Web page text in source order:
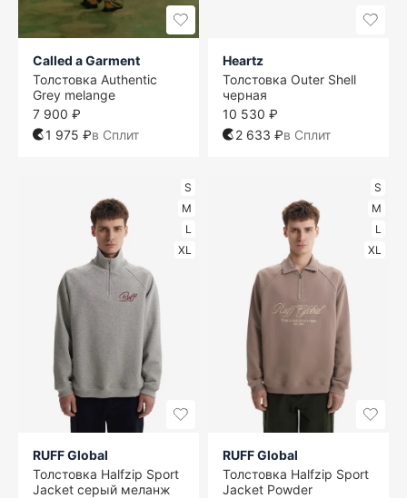
Called a Garment
Толстовка Authentic
Grey melange
7 900 ₽
1 975 ₽в Сплит
Heartz
Толстовка Outer Shell
черная
10 530 ₽
2 633 ₽в Сплит
S
M
L
XL
RUFF Global
Толстовка Halfzip Sport
Jacket серый меланж
S
M
L
XL
RUFF Global
Толстовка Halfzip Sport
Jacket Powder